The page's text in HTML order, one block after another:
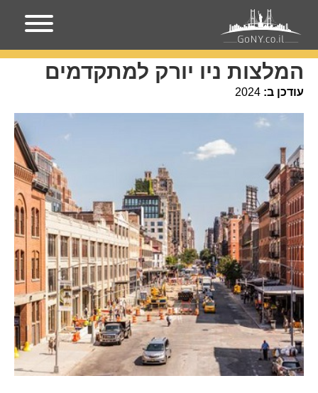
עמוד הבית אירועים בניו-יורק
המלצות ניו יורק למתקדמים
עודכן ב: 2024